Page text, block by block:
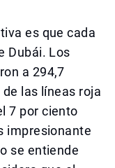
es que cada
Dubái. Los
a 294,7
las líneas roja
7 por ciento
impresionante
se entiende